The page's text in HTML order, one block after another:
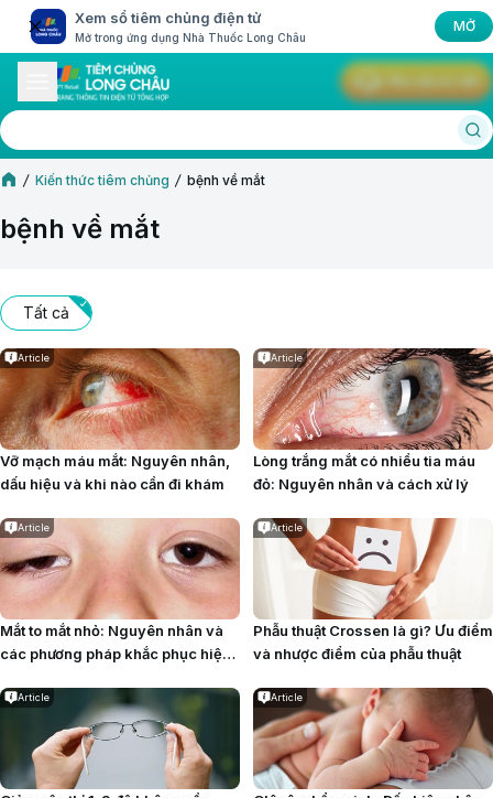
Xem sổ tiêm chủng điện tử
Mở trong ứng dụng Nhà Thuốc Long Châu
MỞ
Kiến thức tiêm chủng bệnh về mắt
bệnh về mắt
Tất cả
Article
Vỡ mạch máu mắt: Nguyên nhân,
dấu hiệu và khi nào cần đi khám
Article
Lòng trắng mắt có nhiều tia máu
đỏ: Nguyên nhân và cách xử lý
Article
Mắt to mắt nhỏ: Nguyên nhân và
các phương pháp khắc phục hiệu
Article
Phẫu thuật Crossen là gì? Ưu điểm
và nhược điểm của phẫu thuật
Article Article